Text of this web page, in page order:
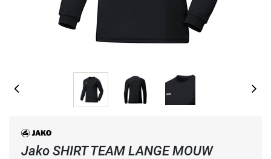
Jako SHIRT TEAM LANGE MOUW